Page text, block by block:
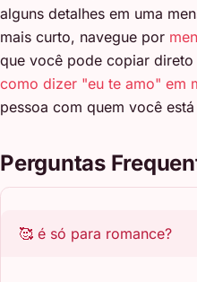
alguns detalhes em uma
mais curto, navegue por
que você pode copiar
como dizer "eu te amo" em
pessoa com quem você
Perguntas
🥰 é só para romance?